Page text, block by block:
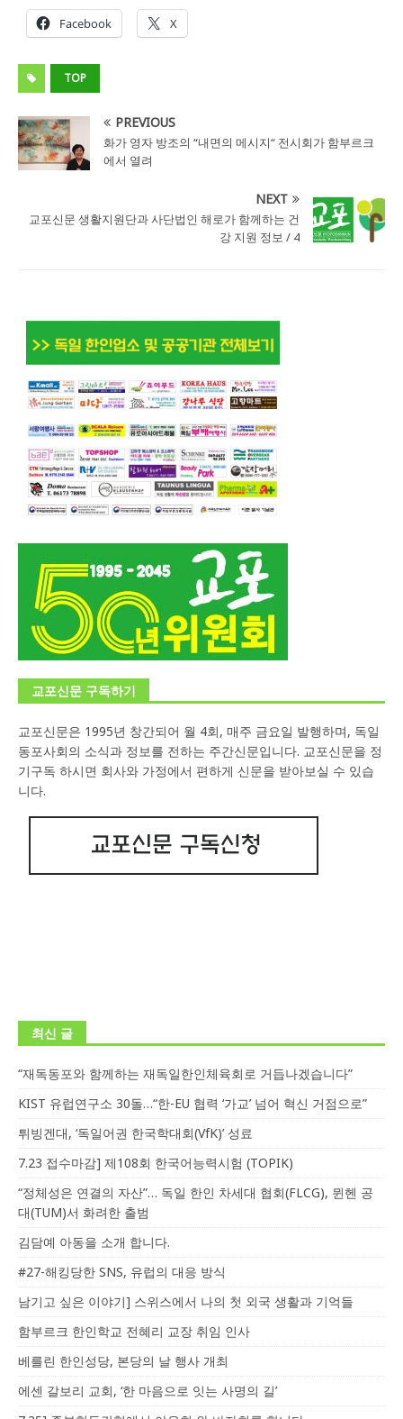
Facebook X
TOP
PREVIOUS
화가 영자 방조의 “내면의 메시지“ 전시회가 함부르크
에서 열려
NEXT
교포신문 생활지원단과 사단법인 해로가 함께하는 건
강 지원 정보 / 4
교포신문 구독하기
교포신문은 1995년 창간되어 월 4회, 매주 금요일 발행하며, 독일
동포사회의 소식과 정보를 전하는 주간신문입니다. 교포신문을 정
기구독 하시면 회사와 가정에서 편하게 신문을 받아보실 수 있습
니다.
최신 글
“재독동포와 함께하는 재독일한인체육회로 거듭나겠습니다”
KIST 유럽연구소 30돌…“한-EU 협력 ‘가교’ 넘어 혁신 거점으로”
튀빙겐대, ‘독일어권 한국학대회(VfK)’ 성료
7.23 접수마감] 제108회 한국어능력시험 (TOPIK)
“정체성은 연결의 자산”… 독일 한인 차세대 협회(FLCG), 뮌헨 공
대(TUM)서 화려한 출범
김담예 아동을 소개 합니다.
#27-해킹당한 SNS, 유럽의 대응 방식
남기고 싶은 이야기] 스위스에서 나의 첫 외국 생활과 기억들
함부르크 한인학교 전혜리 교장 취임 인사
베를린 한인성당, 본당의 날 행사 개최
에센 갈보리 교회, ‘한 마음으로 잇는 사명의 길’